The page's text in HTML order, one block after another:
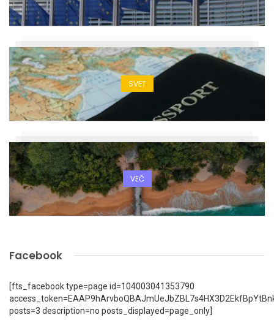
SVET
VEČ
Facebook
[fts_facebook type=page id=104003041353790
posts=3 description=no posts_displayed=page_only]